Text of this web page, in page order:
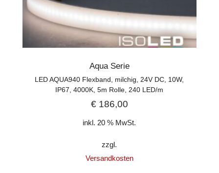
Aqua Serie
LED AQUA940 Flexband, milchig, 24V DC, 10W,
IP67, 4000K, 5m Rolle, 240 LED/m
€186,00
inkl. 20 % MwSt.
zzgl.
Versandkosten